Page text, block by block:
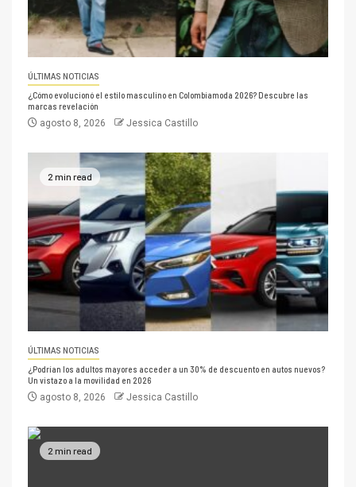
ÚLTIMAS NOTICIAS
¿Cómo evolucionó el estilo masculino en Colombiamoda 2026? Descubre las
marcas revelación
agosto 8, 2026 Jessica Castillo
2 min read
ÚLTIMAS NOTICIAS
¿Podrían los adultos mayores acceder a un 30% de descuento en autos nuevos?
Un vistazo a la movilidad en 2026
agosto 8, 2026 Jessica Castillo
2 min read